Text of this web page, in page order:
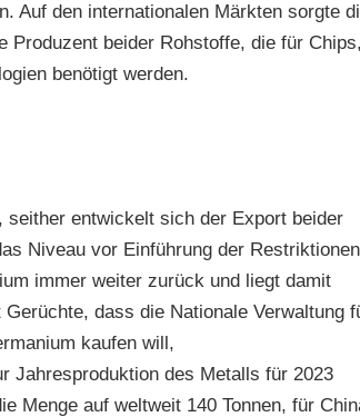
Auf den internationalen Märkten sorgte
Produzent beider Rohstoffe, die für Chips,
benötigt werden.
entwickelt sich der Export beider
Niveau vor Einführung der Restriktionen
immer weiter zurück und liegt damit
dass die Nationale Verwaltung
kaufen will,
Jahresproduktion des Metalls für 2023
Menge auf weltweit 140 Tonnen, für